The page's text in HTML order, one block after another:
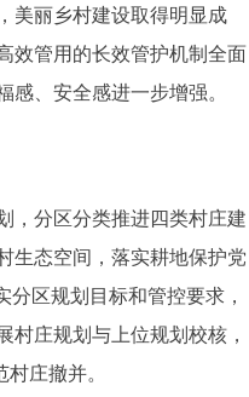
美丽乡村建设取得明显成
效管用的长效管护机制全面
、安全感进一步增强。
分区分类推进四类村庄建
生态空间，落实耕地保护党
区规划目标和管控要求，
庄规划与上位规划校核，
庄撤并。